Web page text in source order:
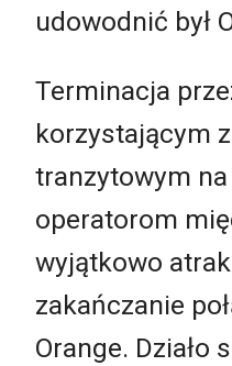
udowodnić był
Terminacja
korzystającym
tranzytowym
operatorom
wyjątkowo
zakańczanie
Orange. Działo